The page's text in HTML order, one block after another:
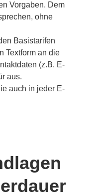
Vorgaben. Dem
ohne
Basistarifen
Textform an die
(z.B. E-
aus.
auch in jeder E-